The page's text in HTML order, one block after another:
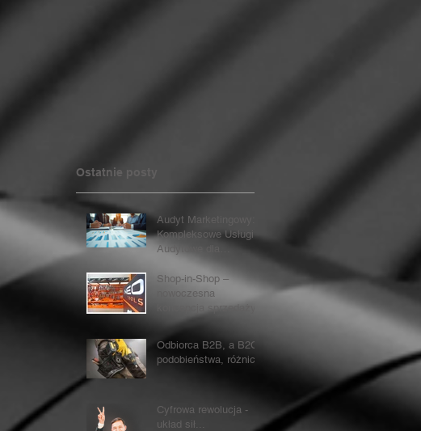
Ostatnie posty
Audyt Marketingowy:
Kompleksowe Usługi
Audytowe dla
marketingu
Shop-in-Shop –
nowoczesna
koncepcja sprzedaży
Odbiorca B2B, a B2C -
podobieństwa, różnice
Cyfrowa rewolucja -
układ sił...